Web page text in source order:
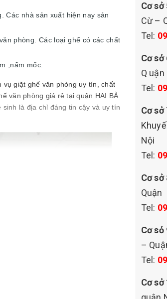
Các nhà sản xuất hiện nay sản
phòng. Các loại ghế có các chất
,nấm mốc.
vụ giặt ghế văn phòng uy tín, chất
văn phòng giá rẻ tại quận HAI BÀ
là địa chỉ đáng tin cậy và uy tín
Cơ sở
Cừ –
Tel:
Cơ sở
Q
Tel:
Cơ sở
Nội
Tel:
Cơ sở
Quận
Tel:
Cơ sỏ
–
Tel:
Cơ sở